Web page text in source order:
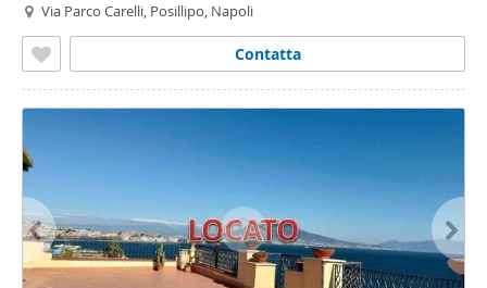
Via Parco Carelli, Posillipo, Napoli
Contatta